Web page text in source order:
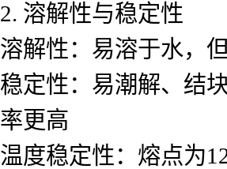
2. 溶解性与稳定性
溶解性：易溶于水，
稳定性：易潮解、结
率更高
温度稳定性：熔点为